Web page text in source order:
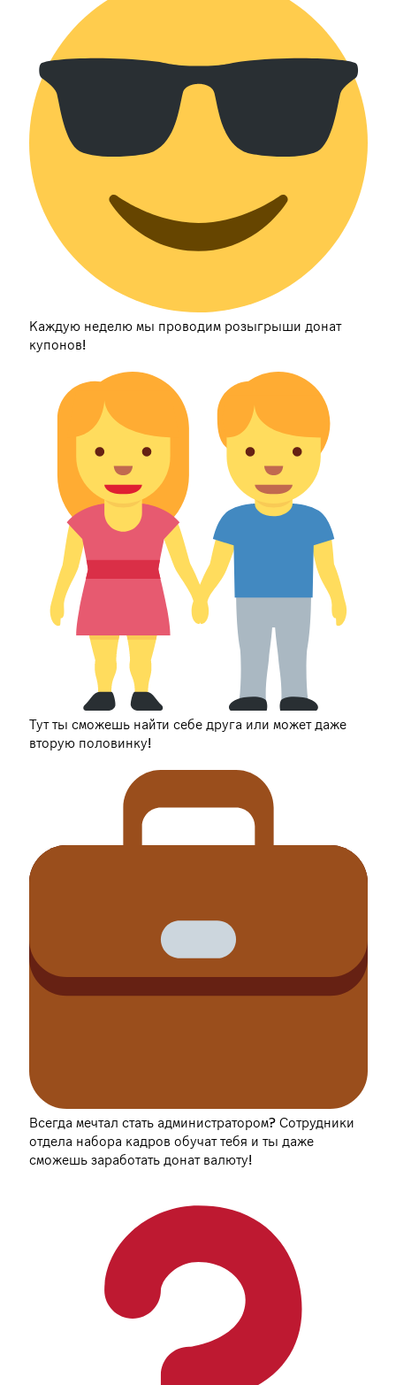
Каждую неделю мы проводим розыгрыши донат
купонов!
Тут ты сможешь найти себе друга или может даже
вторую половинку!
Всегда мечтал стать администратором? Сотрудники
отдела набора кадров обучат тебя и ты даже
сможешь заработать донат валюту!